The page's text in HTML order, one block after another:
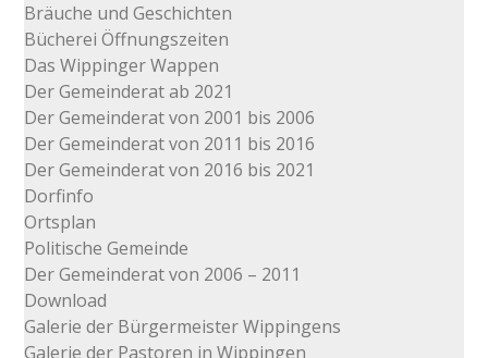
Bräuche und Geschichten
Bücherei Öffnungszeiten
Das Wippinger Wappen
Der Gemeinderat ab 2021
Der Gemeinderat von 2001 bis 2006
Der Gemeinderat von 2011 bis 2016
Der Gemeinderat von 2016 bis 2021
Dorfinfo
Ortsplan
Politische Gemeinde
Der Gemeinderat von 2006 – 2011
Download
Galerie der Bürgermeister Wippingens
Galerie der Pastoren in Wippingen